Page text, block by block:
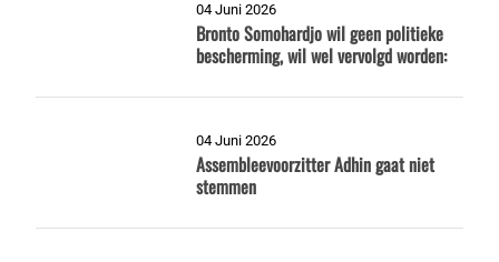
04 Juni 2026
Bronto Somohardjo wil geen politieke
bescherming, wil wel vervolgd worden:
04 Juni 2026
Assembleevoorzitter Adhin gaat niet
stemmen